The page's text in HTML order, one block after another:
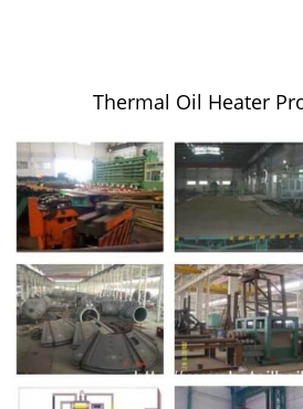
Thermal Oil Heater